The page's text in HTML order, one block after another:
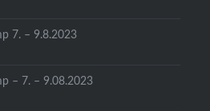
7. – 9.8.2023
– 7. – 9.08.2023